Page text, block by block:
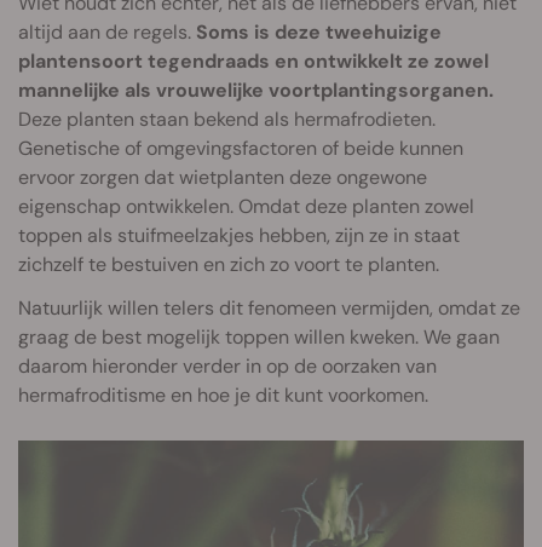
altijd aan de regels. Soms is deze tweehuizige
plantensoort tegendraads en ontwikkelt ze zowel
mannelijke als vrouwelijke voortplantingsorganen.
Deze planten staan bekend als hermafrodieten.
Genetische of omgevingsfactoren of beide kunnen
ervoor zorgen dat wietplanten deze ongewone
eigenschap ontwikkelen. Omdat deze planten zowel
toppen als stuifmeelzakjes hebben, zijn ze in staat
zichzelf te bestuiven en zich zo voort te planten.
Natuurlijk willen telers dit fenomeen vermijden, omdat ze
graag de best mogelijk toppen willen kweken. We gaan
daarom hieronder verder in op de oorzaken van
hermafroditisme en hoe je dit kunt voorkomen.